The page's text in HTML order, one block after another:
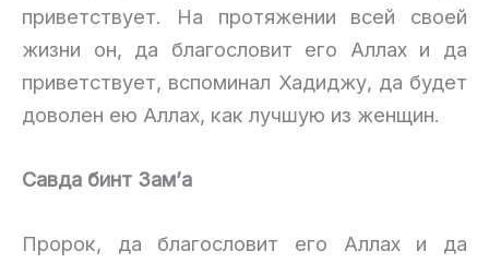
приветствует. На протяжении всей своей
жизни он, да благословит его Аллах и да
приветствует, вспоминал Хадиджу, да будет
доволен ею Аллах, как лучшую из женщин.
Савда бинт Зам’а
Пророк, да благословит его Аллах и да